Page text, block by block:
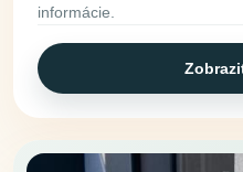
informácie.